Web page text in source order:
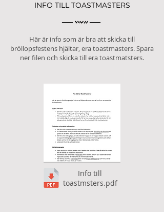
INFO TILL TOASTMASTERS
Här är info som är bra att skicka till
bröllopsfestens hjältar, era toastmasters. Spara
ner filen och skicka till era toastmatsters.
Info till
toastmsters.pdf